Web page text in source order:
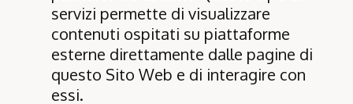
servizi permette di visualizzare
contenuti ospitati su piattaforme
esterne direttamente dalle pagine di
questo Sito Web e di interagire con
essi.